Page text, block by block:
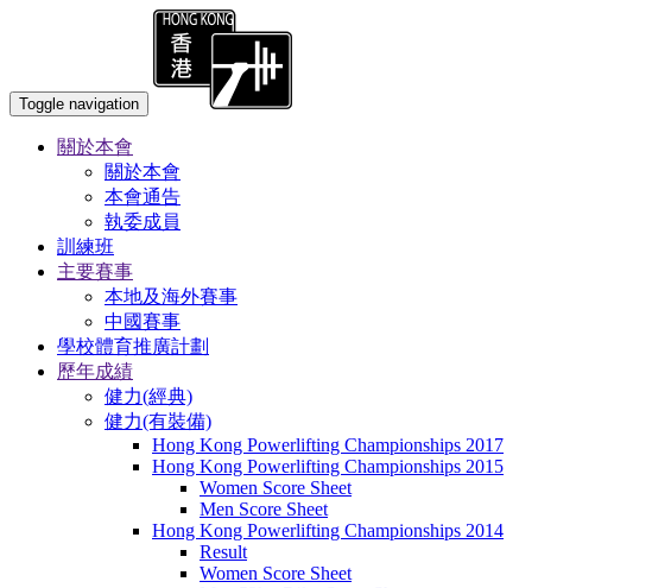
Toggle navigation
關於本會
關於本會
本會通告
執委成員
訓練班
主要賽事
本地及海外賽事
中國賽事
學校體育推廣計劃
歷年成績
健力(經典)
健力(有裝備)
Hong Kong Powerlifting Championships 2017
Hong Kong Powerlifting Championships 2015
Women Score Sheet
Men Score Sheet
Hong Kong Powerlifting Championships 2014
Result
Women Score Sheet